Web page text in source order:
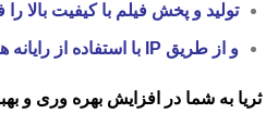
تولید و پخش فیلم با کیفیت بالا را
و از طریق IP با استفاده از رایانه های رومیزی یا لپتاپ و امکانات ساده مثل دوربین و میکروفون، ویدئو کنفرانس برگزار کنید؛
ثریا به شما در افزایش بهره وری و